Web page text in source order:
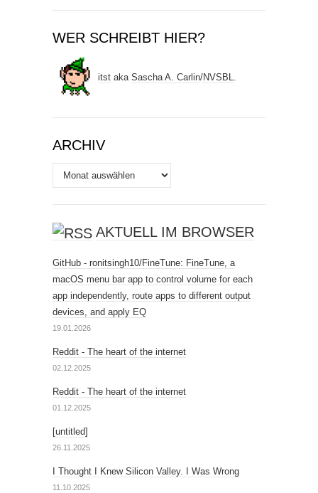
WER SCHREIBT HIER?
itst aka Sascha A. Carlin/NVSBL.
ARCHIV
Archiv
AKTUELL IM BROWSER
GitHub - ronitsingh10/FineTune: FineTune, a
macOS menu bar app to control volume for each
app independently, route apps to different output
devices, and apply EQ
19.01.2026
Reddit - The heart of the internet
02.12.2025
Reddit - The heart of the internet
01.12.2025
[untitled]
26.11.2025
I Thought I Knew Silicon Valley. I Was Wrong
11.10.2025